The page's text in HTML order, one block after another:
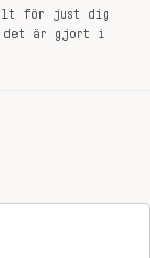
för just dig
det är gjort i